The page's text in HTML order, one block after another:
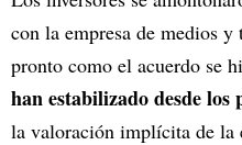
con la empresa de medios
pronto como el acuerdo se
han estabilizado desde los
la valoración implícita de la